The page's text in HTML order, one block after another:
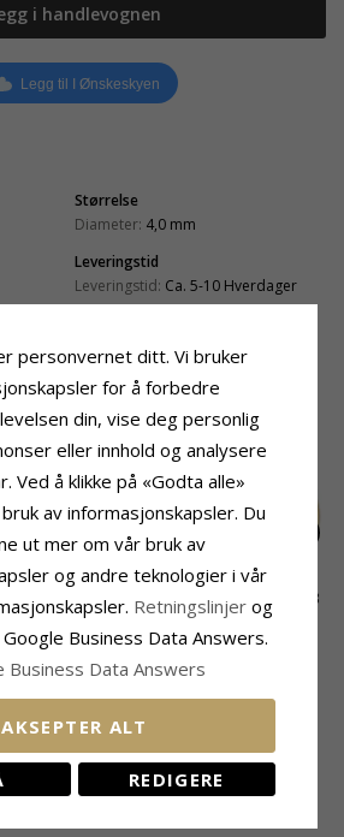
i handlevognen
Legg til I Ønskeskyen
Størrelse
Diameter: 4,0 mm
Leveringstid
Leveringstid: Ca. 5-10 Hverdager
KJØPER OGSÅ
Butterflies i 9 karat
gull
CHANTI-pris
15 mm BNH creol i 8
karat
CHANTI-pris
PRODUKTER
personvernet ditt. Vi bruker
for å forbedre
din, vise deg personlig
eller innhold og analysere
Ved å klikke på «Godta alle»
av informasjonskapsler. Du
ut mer om vår bruk av
og andre teknologier i vår
Retningslinjer og
Business Data Answers.
Business Data Answers
AKSEPTER ALT
REDIGERE